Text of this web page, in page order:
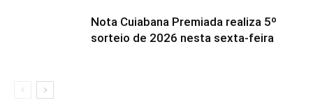
Nota Cuiabana Premiada realiza 5º
sorteio de 2026 nesta sexta-feira